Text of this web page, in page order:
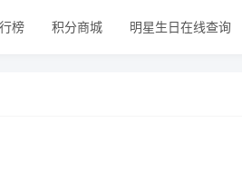
榜 积分商城 明星生日在线查询